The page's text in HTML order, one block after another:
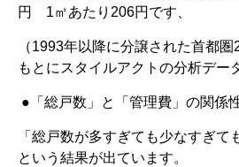
円 1㎡あたり 206円です、
（1993年以降に分譲された首都圏
もとにスタイルアクトの分析デー
●「総戸数」と「管理費」の関係
「総戸数が多すぎても少なすぎて
という結果が出ています。